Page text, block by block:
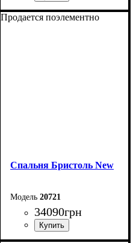
Продается поэлементно
Спальня Бристоль New
20721
34090грн